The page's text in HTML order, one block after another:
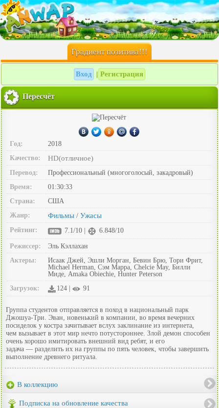
Градиент позитива!!!
Вход Регистрация
Пересчёт
Год:
2018
Качество:
HD(отличное)
Перевод:
Профессиональный (многоголосый, закадровый)
Время:
01:30:33
Страна:
США
Жанр:
Фильмы / Ужасы
Рейтинг: 7.1/10 | 6.848/10
Режиссер:
Эль Кэллахан
Актеры:
Исаак Джей, Эшли Морган, Бевин Брю, Тори Фрит,
Michael Herman, Сэм Марра, Chelcie May, Билли
Миде, Amaka Obiechie, Hunter Peterson
Загрузок:
124 | 91
Группа студентов отправляется в поход в национальный парк
Джошуа-Три. Эван, новенький в компании, во время вечерних
посиделок у костра зачитывает вслух заклинание из интернета,
чем вызывает в этот мир нечто потустороннее. Злой демон способен
очень хорошо имитировать внешний вид ребят, и его
задача — разделить их на группы по пять человек, чтобы завершить
выполнение древнего ритуала.
В коллекцию
Подписка на обновление качества